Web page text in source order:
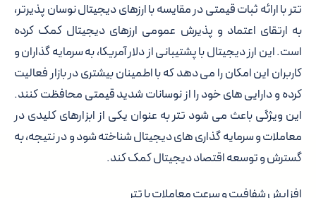
تتر با ارائه ثبات قیمتی در مقایسه با ارزهای دیجیتال نوسان پذیرتر،
به ارتقای اعتماد و پذیرش عمومی ارزهای دیجیتال کمک کرده
است. این ارز دیجیتال با پشتیبانی از دلار آمریکا، به سرمایه گذاران و
کاربران این امکان را می دهد که با اطمینان بیشتری در بازار فعالیت
کرده و دارایی های خود را از نوسانات شدید قیمتی محافظت کنند.
این ویژگی باعث می شود تتر به عنوان یکی از ابزارهای کلیدی در
معاملات و سرمایه گذاری های دیجیتال شناخته شود و در نتیجه، به
گسترش و توسعه اقتصاد دیجیتال کمک کند.